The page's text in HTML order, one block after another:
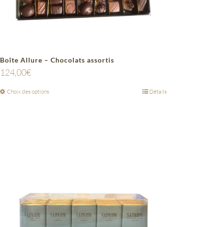
Boîte Allure – Chocolats assortis
124,00€
Choix des options Détails